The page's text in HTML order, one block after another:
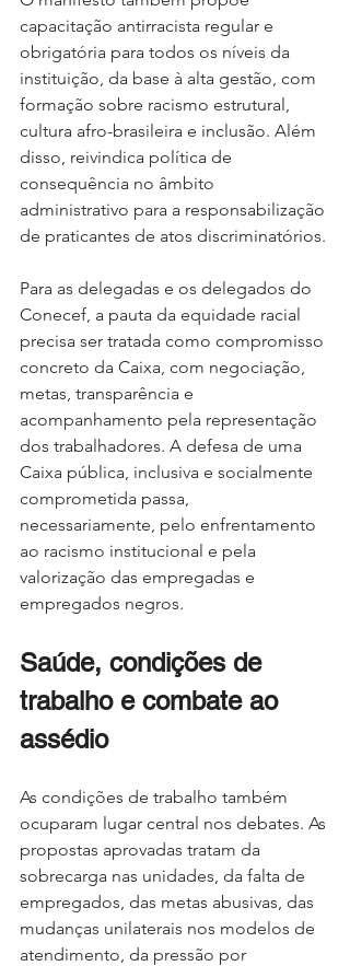
capacitação antirracista regular e
obrigatória para todos os níveis da
instituição, da base à alta gestão, com
formação sobre racismo estrutural,
cultura afro-brasileira e inclusão. Além
disso, reivindica política de
consequência no âmbito
administrativo para a responsabilização
de praticantes de atos discriminatórios.
Para as delegadas e os delegados do
Conecef, a pauta da equidade racial
precisa ser tratada como compromisso
concreto da Caixa, com negociação,
metas, transparência e
acompanhamento pela representação
dos trabalhadores. A defesa de uma
Caixa pública, inclusiva e socialmente
comprometida passa,
necessariamente, pelo enfrentamento
ao racismo institucional e pela
valorização das empregadas e
empregados negros.
Saúde, condições de
trabalho e combate ao
assédio
As condições de trabalho também
ocuparam lugar central nos debates. As
propostas aprovadas tratam da
sobrecarga nas unidades, da falta de
empregados, das metas abusivas, das
mudanças unilaterais nos modelos de
atendimento, da pressão por